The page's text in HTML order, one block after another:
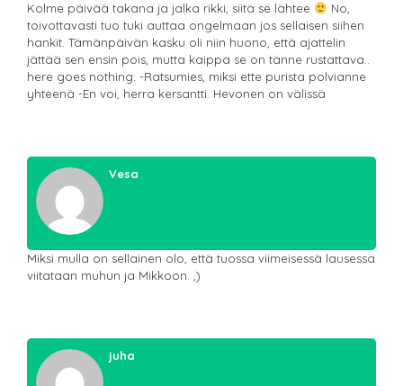
Kolme päivää takana ja jalka rikki, siitä se lähtee
No,
toivottavasti tuo tuki auttaa ongelmaan jos sellaisen siihen
hankit. Tämänpäivän kasku oli niin huono, että ajattelin
jättää sen ensin pois, mutta kaippa se on tänne rustattava..
here goes nothing: -Ratsumies, miksi ette purista polvianne
yhteenä -En voi, herra kersantti. Hevonen on välissä
Vesa
Miksi mulla on sellainen olo, että tuossa viimeisessä lausessa
viitataan muhun ja Mikkoon. ,)
juha